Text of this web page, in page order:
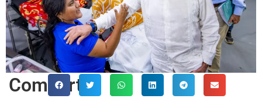
Comparte